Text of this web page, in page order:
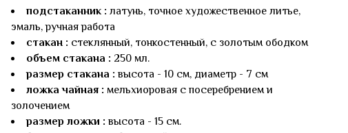
подстаканник : латунь, точное художественное литье,
эмаль, ручная работа
стакан : стеклянный, тонкостенный, с золотым ободком
объем стакана : 250 мл.
размер стакана : высота - 10 см, диаметр - 7 см
ложка чайная : мельхиоровая с посеребрением и
золочением
размер ложки : высота - 15 см.